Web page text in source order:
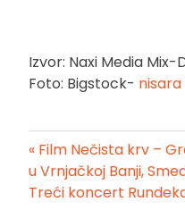
Izvor: Naxi Media Mix-
Foto: Bigstock- nisara
Kretanje
« Film Nečista krv –
u Vrnjačkoj Banji,
Treći koncert